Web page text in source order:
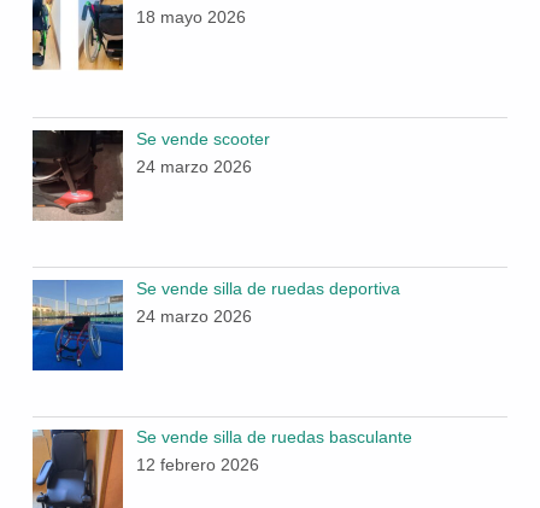
18 mayo 2026
Se vende scooter
24 marzo 2026
Se vende silla de ruedas deportiva
24 marzo 2026
Se vende silla de ruedas basculante
12 febrero 2026